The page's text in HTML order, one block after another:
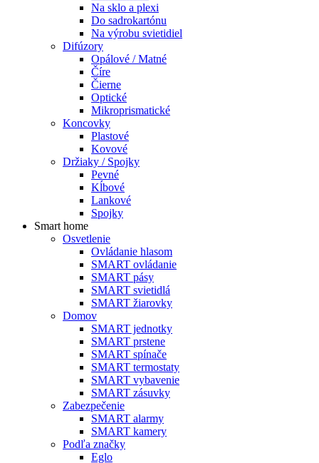
Na sklo a plexi
Do sadrokartónu
Na výrobu svietidiel
Difúzory
Opálové / Matné
Číre
Čierne
Optické
Mikroprismatické
Koncovky
Plastové
Kovové
Držiaky / Spojky
Pevné
Kĺbové
Lankové
Spojky
Smart home
Osvetlenie
Ovládanie hlasom
SMART ovládanie
SMART pásy
SMART svietidlá
SMART žiarovky
Domov
SMART jednotky
SMART prstene
SMART spínače
SMART termostaty
SMART vybavenie
SMART zásuvky
Zabezpečenie
SMART alarmy
SMART kamery
Podľa značky
Eglo